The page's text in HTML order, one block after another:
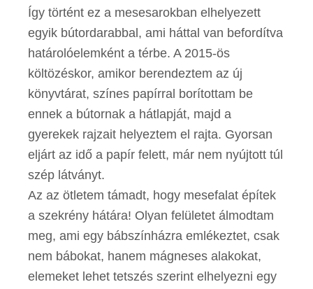
Így történt ez a mesesarokban elhelyezett
egyik bútordarabbal, ami háttal van befordítva
határolóelemként a térbe. A 2015-ös
költözéskor, amikor berendeztem az új
könyvtárat, színes papírral borítottam be
ennek a bútornak a hátlapját, majd a
gyerekek rajzait helyeztem el rajta. Gyorsan
eljárt az idő a papír felett, már nem nyújtott túl
szép látványt.
Az az ötletem támadt, hogy mesefalat építek
a szekrény hátára! Olyan felületet álmodtam
meg, ami egy bábszínházra emlékeztet, csak
nem bábokat, hanem mágneses alakokat,
elemeket lehet tetszés szerint elhelyezni egy